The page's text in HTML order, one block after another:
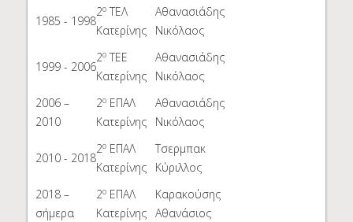
1985 - 1998
2ο ΤΕΛ
Κατερίνης
Αθανασιάδης
Νικόλαος
1999 - 2006
2ο ΤΕΕ
Κατερίνης
Αθανασιάδης
Νικόλαος
2006 –
2010
2ο ΕΠΑΛ
Κατερίνης
Αθανασιάδης
Νικόλαος
2010 - 2018
2ο ΕΠΑΛ
Κατερίνης
Τσερμπακ
Κύριλλος
2018 –
σήμερα
2ο ΕΠΑΛ
Κατερίνης
Καρακούσης
Αθανάσιος